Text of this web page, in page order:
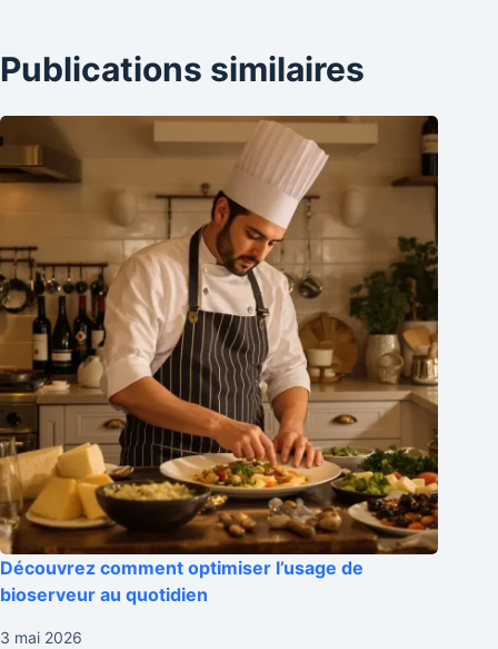
Publications similaires
Découvrez comment optimiser l’usage de
bioserveur au quotidien
3 mai 2026